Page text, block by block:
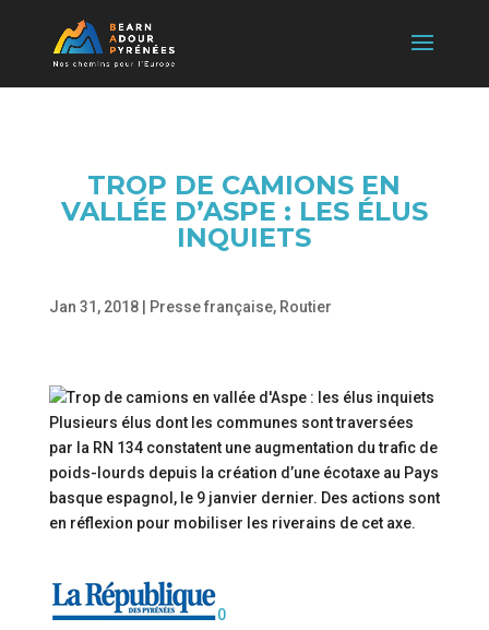
TROP DE CAMIONS EN
VALLÉE D’ASPE : LES ÉLUS
INQUIETS
Jan 31, 2018| Presse française, Routier
Plusieurs élus dont les communes sont traversées
par la RN 134 constatent une augmentation du trafic de
poids-lourds depuis la création d’une écotaxe au Pays
basque espagnol, le 9 janvier dernier. Des actions sont
en réflexion pour mobiliser les riverains de cet axe.
0